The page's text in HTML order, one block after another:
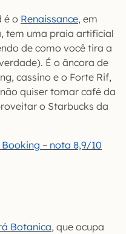
é o Renaissance, em
tem uma praia artificial
de como você tira a
É o âncora de
cassino e o Forte Rif,
quiser tomar café da
o Starbucks da
– nota 8,9/10
Botanica, que ocupa